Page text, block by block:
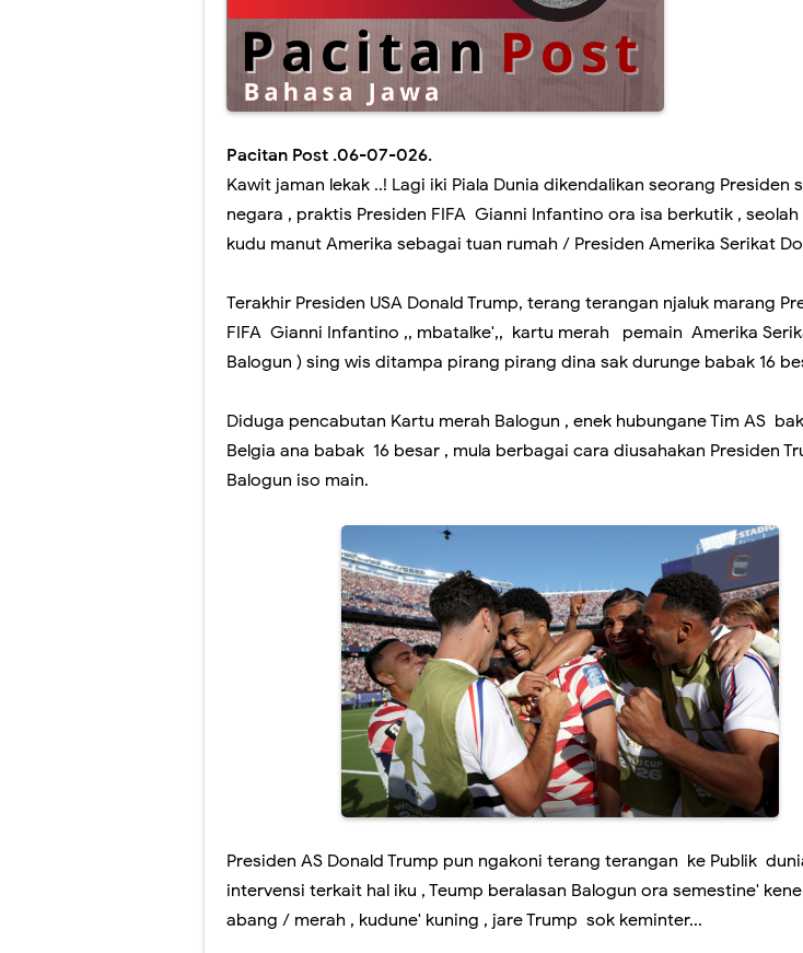
1 Muharam ujug ujug dadi budaya klenik sopo sing miwiti...?
Nanik Sudarti , Wartawan Senior Asal Madiun , Ditunjuk
Memahat kreatifitas dari alam: kala siswa SDN I Mendolo Kidul
Dibalik Dapur tetep Ngebul ,ternyata ibu ibu berkawan ,,
HAMID NOR : Anggota DPR RI & Bukunya tentang Goa Gong
Kapolres.Kepala BPN dan Pejabat Pacitan tumplek bleg di Goa
Wapres Gibran & Raffi Ahmad Rumangsa Kagum ndelok Santri
Wapres Gibran Muk Ajak Foto Bareng Kades..kesusu arep
ASB buktikan langsung kelokasi 2 pemilik lahan Goa Gong.
GIBRAN ..! urung Jelas lewat duwur opo lewat ngisor ,teka
Mantenan Putri Bos Sukses Spektakuler , Enek Wigung , Gus
Pacitan Post .06-07-026.
Kawit jaman lekak ..! Lagi iki Piala Dunia dikendalikan seorang Presiden
negara , praktis Presiden FIFA Gianni Infantino ora isa berkutik ,
kudu manut Amerika sebagai tuan rumah / Presiden Amerika Serikat
Terakhir Presiden USA Donald Trump, terang terangan njaluk marang
FIFA Gianni Infantino ,, mbatalke',, kartu merah pemain Amerika
Balogun ) sing wis ditampa pirang pirang dina sak durunge babak 16
Diduga pencabutan Kartu merah Balogun , enek hubungane Tim AS
Belgia ana babak 16 besar , mula berbagai cara diusahakan Presiden
Balogun iso main.
Presiden AS Donald Trump pun ngakoni terang terangan ke Publik
intervensi terkait hal iku , Teump beralasan Balogun ora semestine'
abang / merah , kudune' kuning , jare Trump sok keminter...